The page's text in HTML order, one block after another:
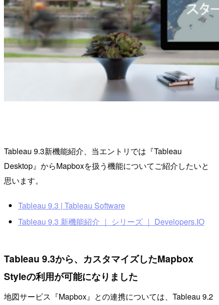
Tableau 9.3新機能紹介、当エントリでは『Tableau
Desktop』からMapboxを扱う機能についてご紹介したいと
思います。
Tableau 9.3 | Tableau Software
Tableau 9.3 新機能紹介 ｜ シリーズ ｜ Developers.IO
Tableau 9.3から、カスタマイズしたMapbox
Styleの利用が可能になりました
地図サービス『Mapbox』との連携については、Tableau 9.2